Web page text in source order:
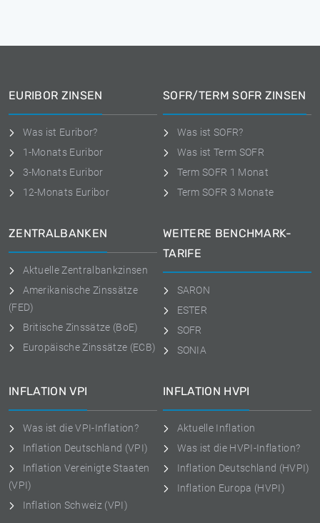
EURIBOR ZINSEN
Was ist Euribor?
1-Monats Euribor
3-Monats Euribor
12-Monats Euribor
SOFR/TERM SOFR ZINSEN
Was ist SOFR?
Was ist Term SOFR
Term SOFR 1 Monat
Term SOFR 3 Monate
ZENTRALBANKEN
Aktuelle Zentralbankzinsen
Amerikanische Zinssätze
(FED)
Britische Zinssätze (BoE)
Europäische Zinssätze (ECB)
WEITERE BENCHMARK-
TARIFE
SARON
ESTER
SOFR
SONIA
INFLATION VPI
Was ist die VPI-Inflation?
Inflation Deutschland (VPI)
Inflation Vereinigte Staaten
(VPI)
Inflation Schweiz (VPI)
INFLATION HVPI
Aktuelle Inflation
Was ist die HVPI-Inflation?
Inflation Deutschland (HVPI)
Inflation Europa (HVPI)